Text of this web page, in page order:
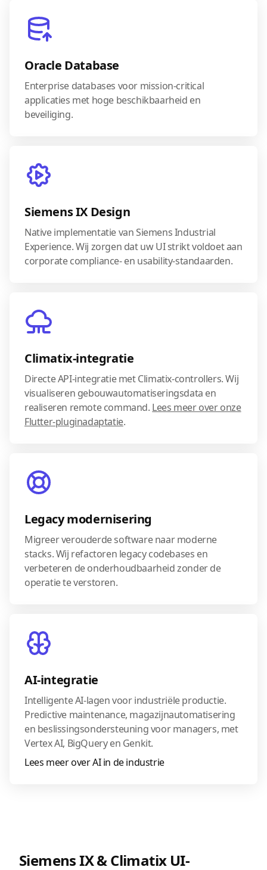
Oracle Database
Enterprise databases voor mission-critical
applicaties met hoge beschikbaarheid en
beveiliging.
Siemens IX Design
Native implementatie van Siemens Industrial
Experience. Wij zorgen dat uw UI strikt voldoet aan
corporate compliance- en usability-standaarden.
Climatix-integratie
Directe API-integratie met Climatix-controllers. Wij
visualiseren gebouwautomatiseringsdata en
realiseren remote command. Lees meer over onze
Flutter-pluginadaptatie.
Legacy modernisering
Migreer verouderde software naar moderne
stacks. Wij refactoren legacy codebases en
verbeteren de onderhoudbaarheid zonder de
operatie te verstoren.
AI-integratie
Intelligente AI-lagen voor industriële productie.
Predictive maintenance, magazijnautomatisering
en beslissingsondersteuning voor managers, met
Vertex AI, BigQuery en Genkit.
Lees meer over AI in de industrie
Siemens IX & Climatix UI-